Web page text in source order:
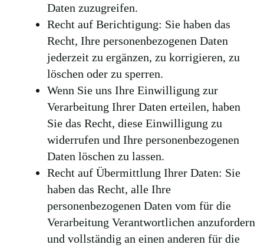
Daten zuzugreifen.
Recht auf Berichtigung: Sie haben das
Recht, Ihre personenbezogenen Daten
jederzeit zu ergänzen, zu korrigieren, zu
löschen oder zu sperren.
Wenn Sie uns Ihre Einwilligung zur
Verarbeitung Ihrer Daten erteilen, haben
Sie das Recht, diese Einwilligung zu
widerrufen und Ihre personenbezogenen
Daten löschen zu lassen.
Recht auf Übermittlung Ihrer Daten: Sie
haben das Recht, alle Ihre
personenbezogenen Daten vom für die
Verarbeitung Verantwortlichen anzufordern
und vollständig an einen anderen für die